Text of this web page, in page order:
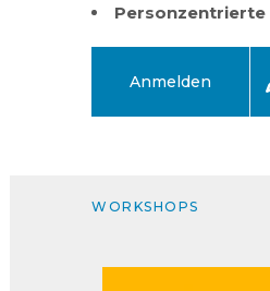
Personzentrierte
Anmelden
WORKSHOPS